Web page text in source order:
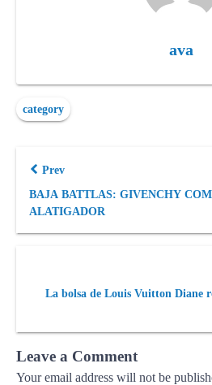
ava
category
Prev
BAJA BATTLAS: GIVENCHY
ALATIGADOR
La bolsa de Louis Vuitton Diane
Leave a Comment
Your email address will not be